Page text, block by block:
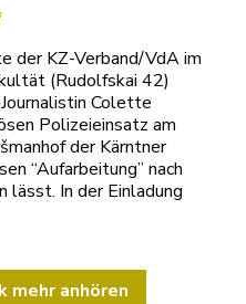
der KZ-Verband/VdA im
(Rudolfskai 42)
Colette
Polizeieinsatz am
der Kärntner
“Aufarbeitung” nach
lässt. In der Einladung
mehr anhören